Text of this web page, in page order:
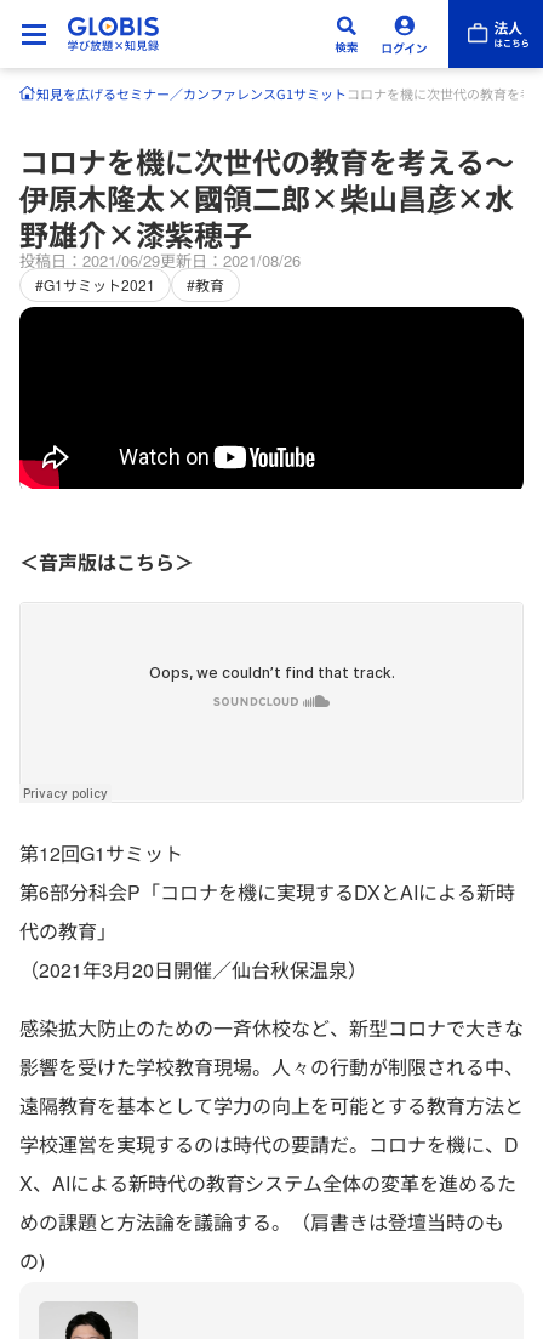
知見を広げるセミナー／カンファレンスG1サミットコロナを機に次世代の教育を
コロナを機に次世代の教育を考える～
伊原木隆太×國領二郎×柴山昌彦×水
野雄介×漆紫穂子
投稿日：2021/06/29更新日：2021/08/26
#G1サミット2021 #教育
＜音声版はこちら＞
第12回G1サミット
第6部分科会P「コロナを機に実現するDXとAIによる新時
代の教育」
（2021年3月20日開催／仙台秋保温泉）
感染拡大防止のための一斉休校など、新型コロナで大きな
影響を受けた学校教育現場。人々の行動が制限される中、
遠隔教育を基本として学力の向上を可能とする教育方法と
学校運営を実現するのは時代の要請だ。コロナを機に、D
X、AIによる新時代の教育システム全体の変革を進めるた
めの課題と方法論を議論する。（肩書きは登壇当時のも
の)